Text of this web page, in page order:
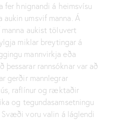
hnignandi á heimsvísu
umsvif manna. Á
aukist töluvert
miklar breytingar á
mannvirkja eða
rannsóknar var að
gerðir mannlegrar
raflínur og ræktaðir
og tegundasamsetningu
voru valin á láglendi